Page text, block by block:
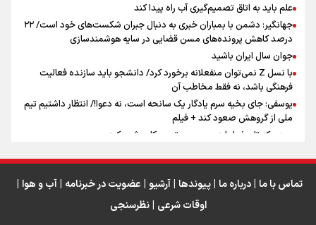
اینفو برنا / ۴ مسیر اصلی پیاده روی اربعین در عراق
علم باید به اتاق تصمیم‌گیری آب راه پیدا کند
جهانگیر: دشمن با بمباران خبری به دنبال جبران شکست‌های خود است/ ۲۲
درصد کاهش پرونده‌های مسن قضایی در سایه هوشمندسازی
جوان سال ایران باشید
با نسل Z نمی‌توان منفعلانه برخورد کرد/ دانشجو باید سازنده فعالیت
فرهنگی باشد، نه فقط مخاطب آن
یوسفی: جای بخیه سرم یادگار یک سانحه است، نه دعوا!/ انتظار داشتیم تیم
ملی از گروهش صعود کند + فیلم
مردی که تاریخ را با دوربین و موتورسیکلت ثبت کرد
انتظار حضور تیم‌های بزرگ مثل استقلال در لیگ هستیم
تماس با ما درباره ما پیوندها آرشیو عضویت در خبرنامه آب و هوا
اوقات شرعی نظرسنجی